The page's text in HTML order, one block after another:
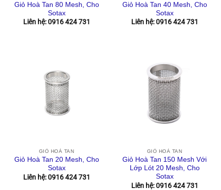
Giỏ Hoà Tan 80 Mesh, Cho
Sotax
Liên hệ: 0916 424 731
Giỏ Hoà Tan 40 Mesh, Cho
Sotax
Liên hệ: 0916 424 731
GIỎ HOÀ TAN
Giỏ Hoà Tan 20 Mesh, Cho
Sotax
Liên hệ: 0916 424 731
GIỎ HOÀ TAN
Giỏ Hoà Tan 150 Mesh Với
Lớp Lót 20 Mesh, Cho
Sotax
Liên hệ: 0916 424 731